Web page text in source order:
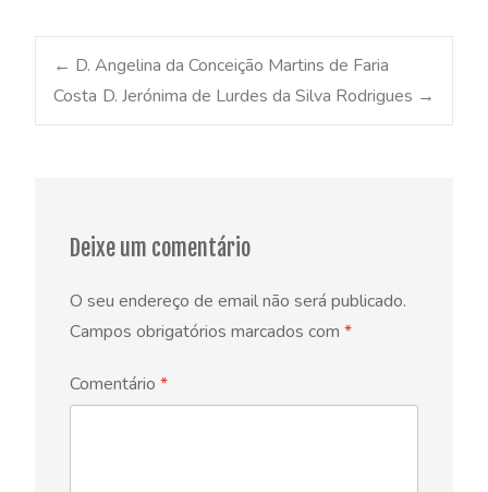
Post
← D. Angelina da Conceição Martins de Faria
Costa D. Jerónima de Lurdes da Silva Rodrigues →
Deixe um comentário
O seu endereço de email não será publicado.
Campos obrigatórios marcados com *
Comentário *